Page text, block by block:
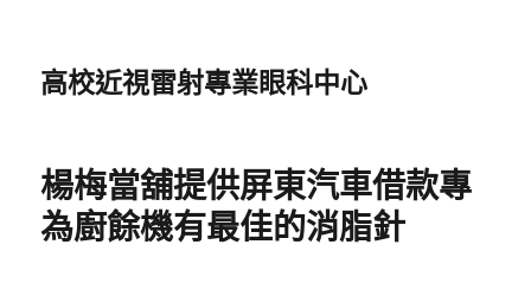
高校近視雷射專業眼科中心
楊梅當舖提供屏東汽車借款專
為廚餘機有最佳的消脂針